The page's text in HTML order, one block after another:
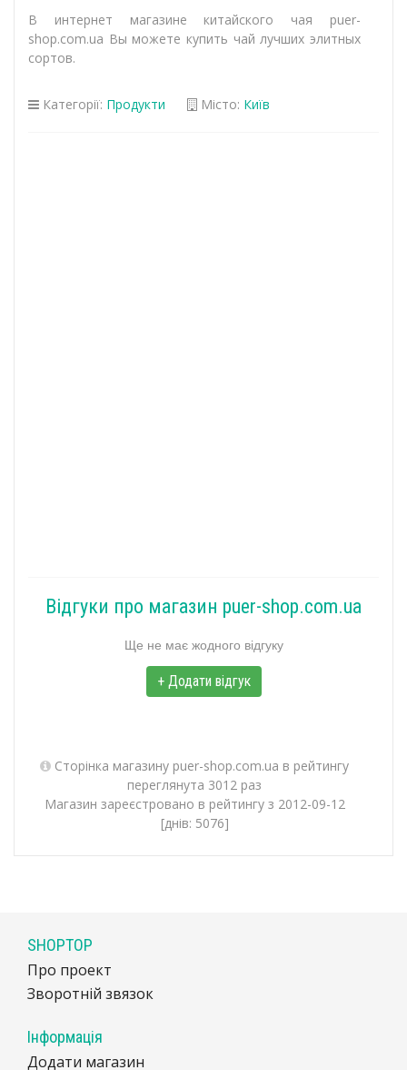
В интернет магазине китайского чая puer-
shop.com.ua Вы можете купить чай лучших элитных
сортов.
Категорії: Продукти Місто: Київ
Відгуки про магазин puer-shop.com.ua
Ще не має жодного відгуку
+ Додати відгук
Сторінка магазину puer-shop.com.ua в рейтингу
переглянута 3012 раз
Магазин зареєстровано в рейтингу з 2012-09-12
[днів: 5076]
SHOPTOP
Про проект
Зворотній звязок
Інформація
Додати магазин